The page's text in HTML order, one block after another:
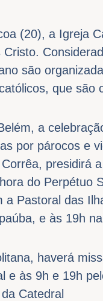
(20), a Igreja
Cristo.
são
que são
a
por párocos e
presidirá
do Perpétuo
a Pastoral das
e às 19h
haverá
e às 9h e 19h
Catedral